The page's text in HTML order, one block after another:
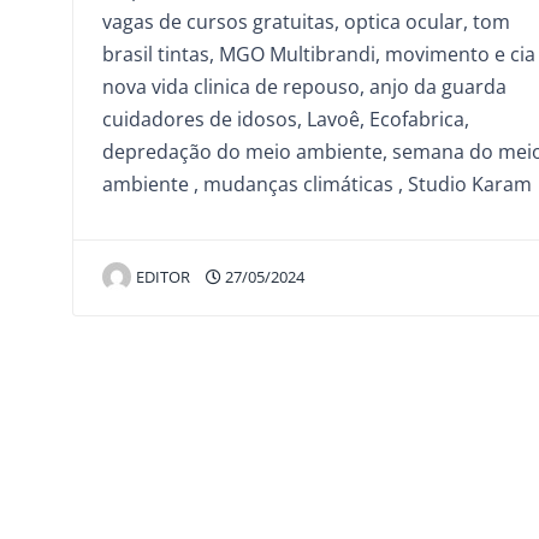
vagas de cursos gratuitas, optica ocular, tom
brasil tintas, MGO Multibrandi, movimento e cia
nova vida clinica de repouso, anjo da guarda
cuidadores de idosos, Lavoê, Ecofabrica,
depredação do meio ambiente, semana do
ambiente , mudanças climáticas , Studio Karam
EDITOR 27/05/2024